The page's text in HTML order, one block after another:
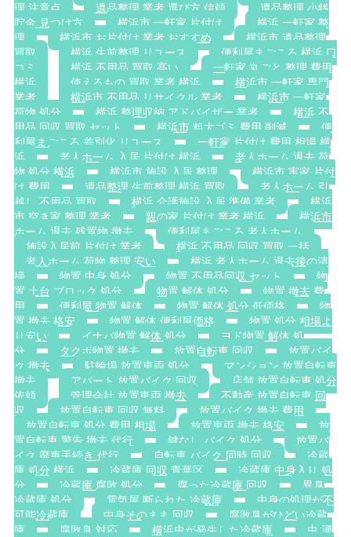
理 注意点
遺品整理 業者 選び方 信頼
遺品整理 小銭
貯金 見つけ方
横浜市 一軒家 片付け
横浜 一軒家 整
理
横浜市 お片付け 業者 おすすめ
横浜市 遺品整理
買取
横浜 生前整理 リユース
便利屋まごころ 横浜 口
コミ
横浜 不用品 買取 高い
一軒家 丸ごと 整理 費用
横浜
使えるもの 買取 業者 横浜
横浜市 一軒家 専門
業者
横浜市 不用品 リサイクル 業者
横浜市 一軒家
荷物 処分
横浜 整理収納 アドバイザー 業者
横浜 不
用品 回収 買取 セット
横浜市 粗大ゴミ 費用 削減
便
利屋まごころ 差別化 リユース
一軒家 片付け 費用 相場 横
浜
老人ホーム 入居 片付け 横浜
老人ホーム 退去 荷
物 処分 横浜
横浜市 施設 入居 整理
横浜市 実家 片付
け 費用
遺品整理 生前整理 横浜 買取
老人ホーム 引
越し 不用品 買取
横浜 介護施設 入居 準備 業者
横浜
市 空き家 整理 業者
親の家 片付け 業者 横浜
横浜市
ホーム 退去 残置物 撤去
便利屋まごころ 老人ホーム
施設入居前 片付け 業者
横浜 不用品 回収 買取 一括
老人ホーム 荷物 整理 安い
横浜 老人ホーム 退去後の清
掃
物置 中身 処分 物置 不用品回収 セット
物
置 土台 ブロック 処分
物置 解体 処分
物置 撤去 費
用
便利屋 物置 解体 物置 解体 処分 低価格
物
置 撤去 格安
物置 解体 便利屋価格
物置 処分 相場よ
り安い
イナバ物置 解体 処分
ヨド物置 解体 処
分
タクボ物置 撤去 放置自転車 回収
放置バイ
ク 撤去
駐輪場 放置車両 処分
マンション 放置自転車
撤去
アパート 放置バイク 回収
店舗 放置自転車 処分
依頼
管理会社 放置車両 撤去
不動産 放置自転車 回
収
放置自転車 回収 無料
放置バイク 撤去 費用
放置自転車 処分 費用 相場
放置車両 撤去 格安
放
置自転車 警告 撤去 代行
鍵なし バイク 処分
放置バ
イク 廃車手続き 代行
自転車 バイク 同時 回収
冷蔵
庫 処分 横浜
冷蔵庫 回収 青葉区
冷蔵庫 中身入り 処
分
冷蔵庫 腐敗 処分 腐った冷蔵庫 回収
異臭
冷蔵庫 処分
電気屋 断られた 冷蔵庫
中身の処理が不
可能冷蔵庫
中身そのまま 回収
腐敗臭がひどい冷蔵
庫
腐敗臭 対応 横浜虫が発生した冷蔵庫
虫 湧